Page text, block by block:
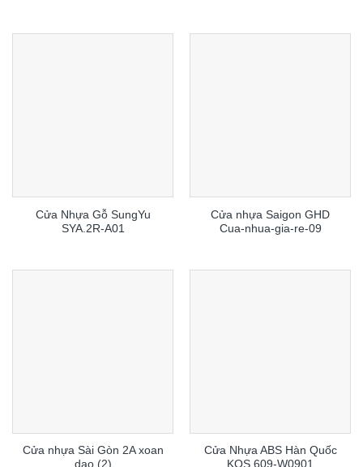
Cửa Nhựa Gỗ SungYu
SYA.2R-A01
Cửa nhựa Saigon GHD
Cua-nhua-gia-re-09
Cửa nhựa Sài Gòn 2A xoan
dao (2)
Cửa Nhựa ABS Hàn Quốc
KOS.609-W0901